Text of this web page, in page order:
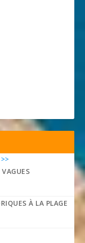
À LA PLAGE